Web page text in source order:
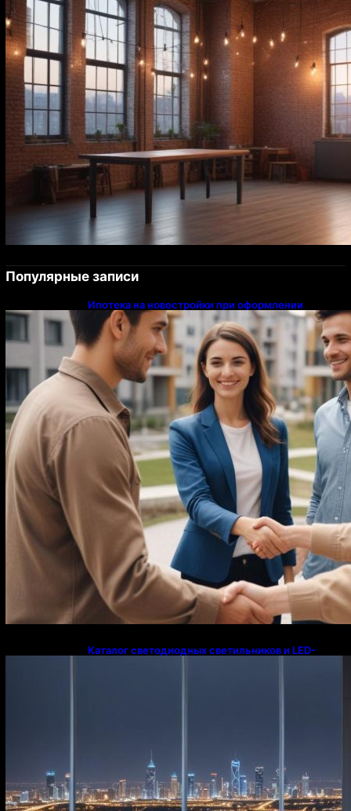
Популярные записи
Ипотека на новостройки при оформлении
напрямую у застройщика
Каталог светодиодных светильников и LED-